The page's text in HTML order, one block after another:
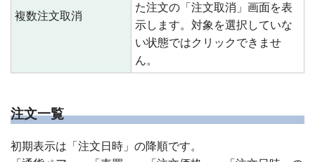
複数注文取消
た注文の「注文取消」画面を表
示します。対象を選択していな
い状態ではクリックできませ
ん。
注文一覧
初期表示は「注文日時」の降順です。